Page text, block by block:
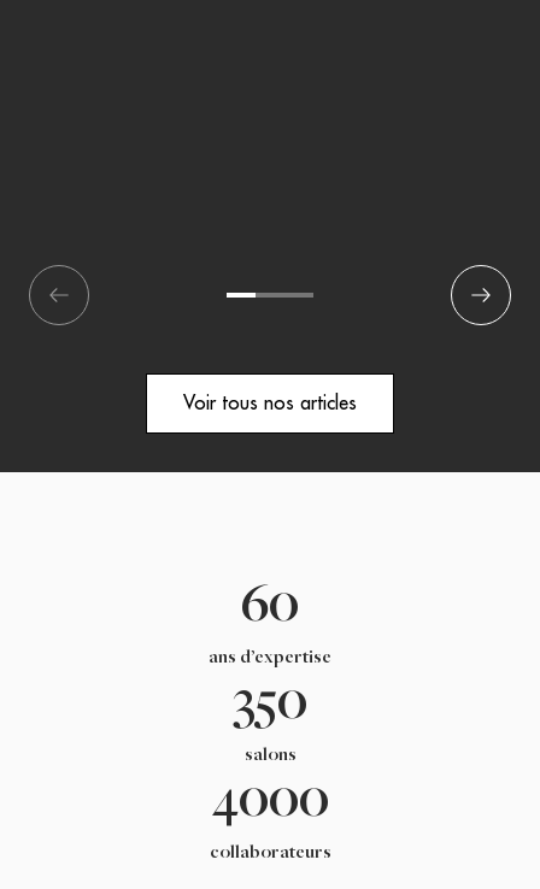
Suivant
Voir tous nos articles
60
ans d’expertise
350
salons
4000
collaborateurs